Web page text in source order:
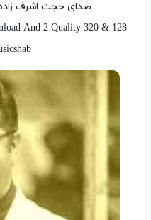
صدای حجت اشرف
And 2 Quality 320 & 128